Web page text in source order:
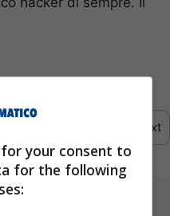
Next
your consent to
for the following